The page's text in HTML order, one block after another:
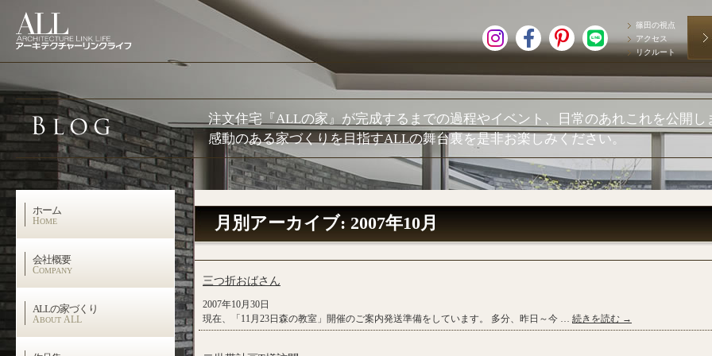
篠田の視点
アクセス
リクルート
注文住宅『ALLの家』が完成するまでの過程やイベント、日常のあれこれを公開し
感動のある家づくりを目指すALLの舞台裏を是非お楽しみください。
ホーム
HOME
会社概要
COMPANY
ALLの家づくり
ABOUT ALL
月別アーカイブ: 2007年10月
三つ折おばさん
2007年10月30日
現在、「11月23日森の教室」開催のご案内発送準備をしています。 多分、昨日～今 … 続きを読む →